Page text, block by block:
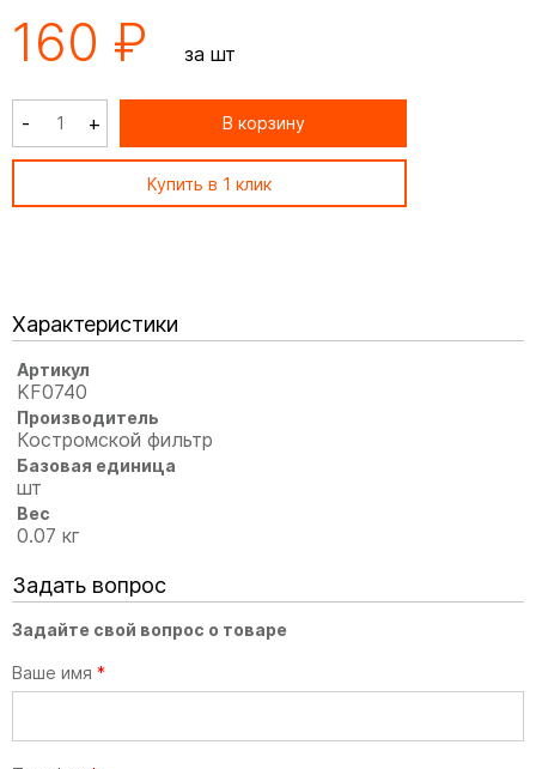
160 ₽ за шт
- + В корзину
Купить в 1 клик
Характеристики
Артикул
KF0740
Производитель
Костромской фильтр
Базовая единица
шт
Вес
0.07 кг
Задать вопрос
Задайте свой вопрос о товаре
Ваше имя *